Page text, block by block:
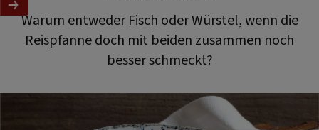
Warum entweder Fisch oder Würstel, wenn die
Reispfanne doch mit beiden zusammen noch
besser schmeckt?